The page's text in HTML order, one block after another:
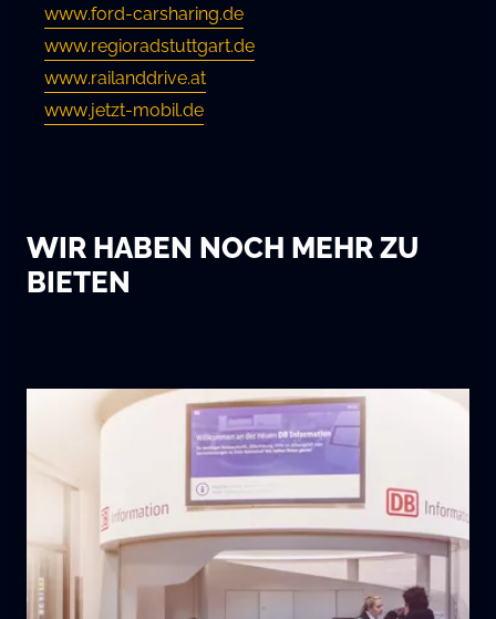
www.ford-carsharing.de
www.regioradstuttgart.de
www.railanddrive.at
www.jetzt-mobil.de
WIR HABEN NOCH MEHR ZU
BIETEN